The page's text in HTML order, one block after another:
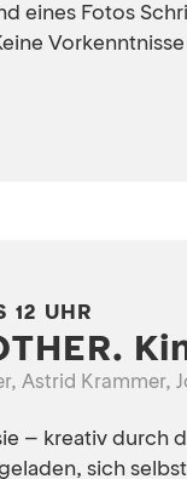
eines Fotos
12 UHR
Astrid Krammer,
– kreativ durch
sich